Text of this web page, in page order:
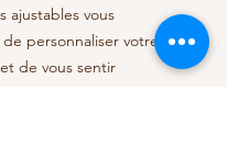
ajustables vous
personnaliser votre
de vous sentir